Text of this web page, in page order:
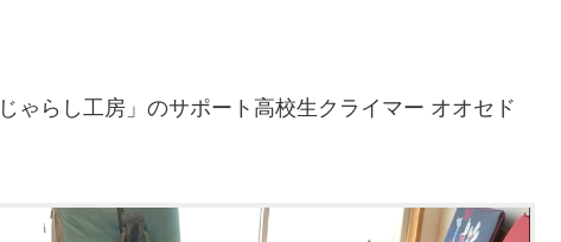
ゃらし工房」のサポート高校生クライマー オオセド